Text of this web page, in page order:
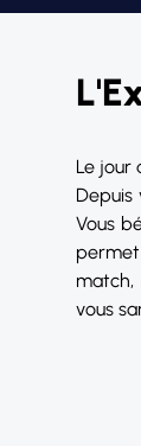
Le jour
Vous
match,
vous